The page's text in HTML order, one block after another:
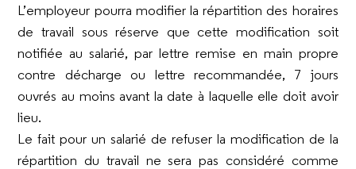
L’employeur pourra modifier la répartition des horaires
de travail sous réserve que cette modification soit
notifiée au salarié, par lettre remise en main propre
contre décharge ou lettre recommandée, 7 jours
ouvrés au moins avant la date à laquelle elle doit avoir
lieu.
Le fait pour un salarié de refuser la modification de la
répartition du travail ne sera pas considéré comme